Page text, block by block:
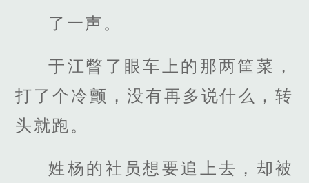
了一声。
于江瞥了眼车上的那两筐菜，
打了个冷颤，没有再多说什么，转
头就跑。
姓杨的社员想要追上去，却被